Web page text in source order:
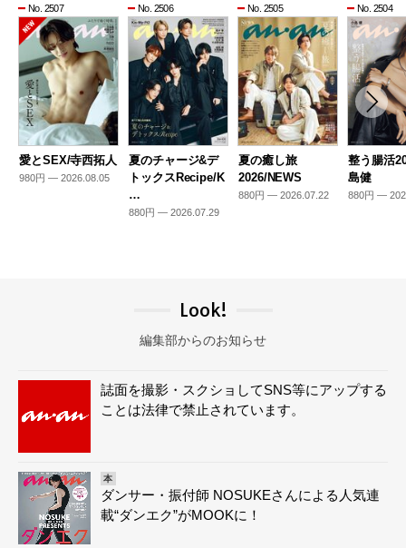
No. 2507
愛とSEX/寺西拓人
980円 — 2026.08.05
No. 2506
夏のチャージ&デ
トックスRecipe/K
…
880円 — 2026.07.29
No. 2505
夏の癒し旅
2026/NEWS
880円 — 2026.07.22
No. 2504
整う腸活
島健
880円 —
Look!
編集部からのお知らせ
誌面を撮影・スクショしてSNS等にアップする
ことは法律で禁止されています。
本
ダンサー・振付師 NOSUKEさんによる人気連
載“ダンエク”がMOOKに！